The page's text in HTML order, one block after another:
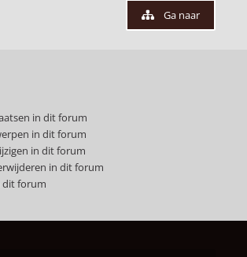
Ga naar
in dit forum
in dit forum
in dit forum
in dit forum
dit forum